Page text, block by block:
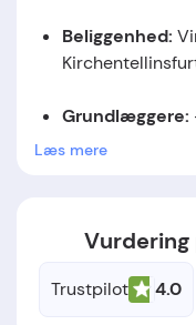
Beliggenhed:
Grundlæggere:
Læs mere
Trustpilot 4.0